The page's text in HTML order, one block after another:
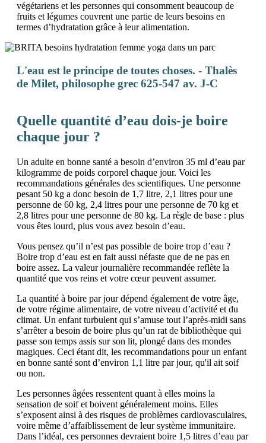
végétariens et les personnes qui consomment beaucoup de
fruits et légumes couvrent une partie de leurs besoins en
termes d’hydratation grâce à leur alimentation.
L'eau est le principe de toutes choses. - Thalès
de Milet, philosophe grec 625-547 av. J-C
Quelle quantité d’eau dois-je boire
chaque jour ?
Un adulte en bonne santé a besoin d’environ 35 ml d’eau par
kilogramme de poids corporel chaque jour. Voici les
recommandations générales des scientifiques. Une personne
pesant 50 kg a donc besoin de 1,7 litre, 2,1 litres pour une
personne de 60 kg, 2,4 litres pour une personne de 70 kg et
2,8 litres pour une personne de 80 kg. La règle de base : plus
vous êtes lourd, plus vous avez besoin d’eau.
Vous pensez qu’il n’est pas possible de boire trop d’eau ?
Boire trop d’eau est en fait aussi néfaste que de ne pas en
boire assez. La valeur journalière recommandée reflète la
quantité que vos reins et votre cœur peuvent assumer.
La quantité à boire par jour dépend également de votre âge,
de votre régime alimentaire, de votre niveau d’activité et du
climat. Un enfant turbulent qui s’amuse tout l’après-midi sans
s’arrêter a besoin de boire plus qu’un rat de bibliothèque qui
passe son temps assis sur son lit, plongé dans des mondes
magiques. Ceci étant dit, les recommandations pour un enfant
en bonne santé sont d’environ 1,1 litre par jour, qu'il ait soif
ou non.
Les personnes âgées ressentent quant à elles moins la
sensation de soif et boivent généralement moins. Elles
s’exposent ainsi à des risques de problèmes cardiovasculaires,
voire même d’affaiblissement de leur système immunitaire.
Dans l’idéal, ces personnes devraient boire 1,5 litres d’eau par